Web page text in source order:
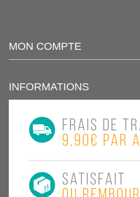
MON COMPTE
INFORMATIONS